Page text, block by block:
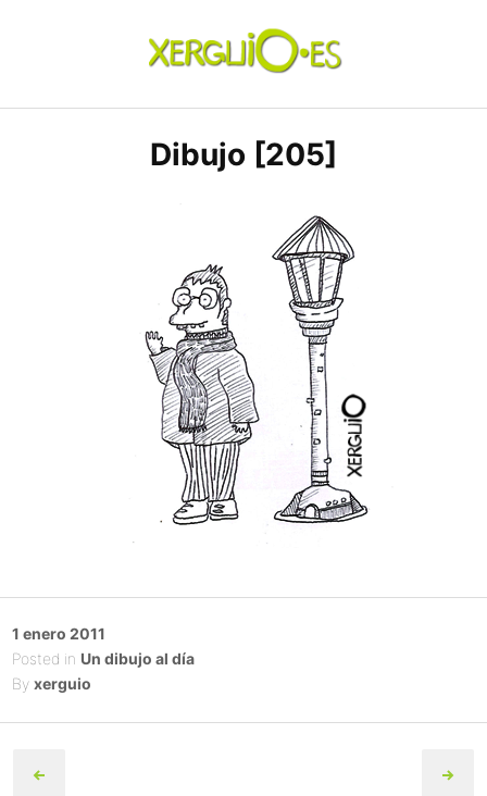
xerguio.ES | ilustración
Dibujo [205]
Posted
on
1 enero 2011
Posted in Un dibujo al día
By xerguio
navigation